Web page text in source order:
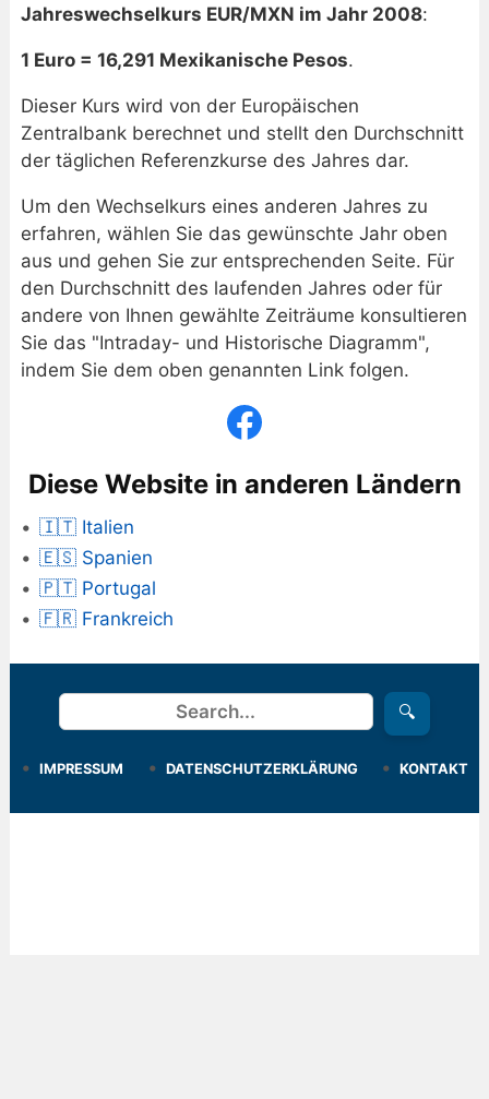
Jahreswechselkurs EUR/MXN im Jahr 2008:
1 Euro = 16,291 Mexikanische Pesos.
Dieser Kurs wird von der Europäischen
Zentralbank berechnet und stellt den Durchschnitt
der täglichen Referenzkurse des Jahres dar.
Um den Wechselkurs eines anderen Jahres zu
erfahren, wählen Sie das gewünschte Jahr oben
aus und gehen Sie zur entsprechenden Seite. Für
den Durchschnitt des laufenden Jahres oder für
andere von Ihnen gewählte Zeiträume konsultieren
Sie das "Intraday- und Historische Diagramm",
indem Sie dem oben genannten Link folgen.
Diese Website in anderen Ländern
🇮🇹 Italien
🇪🇸 Spanien
🇵🇹 Portugal
🇫🇷 Frankreich
Suchen 🔍
IMPRESSUM DATENSCHUTZERKLÄRUNG KONTAKT